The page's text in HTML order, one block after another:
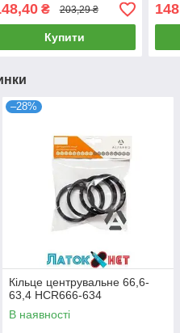
₴ 203,29 ₴
Купити
–28%
Кільце центрувальне 66,6-
63,4 HCR666-634
В наявності